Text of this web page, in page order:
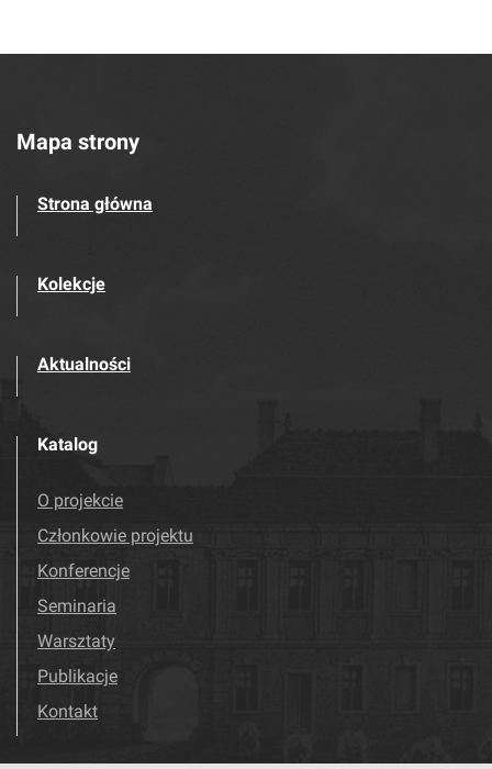
Mapa strony
Strona główna
Kolekcje
Aktualności
Katalog
O projekcie
Członkowie projektu
Konferencje
Seminaria
Warsztaty
Publikacje
Kontakt